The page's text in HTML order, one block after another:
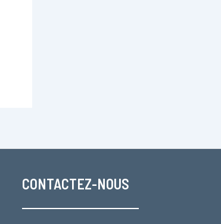
CONTACTEZ-NOUS